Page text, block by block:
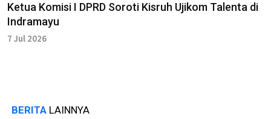
Ketua Komisi I DPRD Soroti Kisruh Ujikom Talenta di
Indramayu
7 Jul 2026
BERITA LAINNYA